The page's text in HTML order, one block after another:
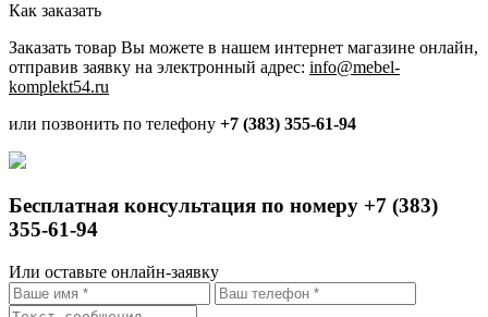
Как заказать
Заказать товар Вы можете в нашем интернет магазине онлайн,
отправив заявку на электронный адрес: info@mebel-
komplekt54.ru
или позвонить по телефону +7 (383) 355-61-94
Бесплатная консультация по номеру +7 (383)
355-61-94
Или оставьте онлайн-заявку